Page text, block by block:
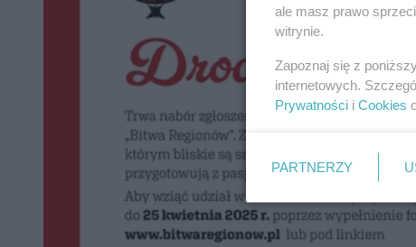
ale masz prawo
witrynie.
Zapoznaj się z
internetowych.
Prywatności i Cookies
PARTNERZY